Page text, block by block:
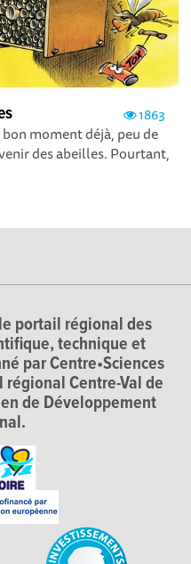
1863
moment déjà, peu de
des abeilles. Pourtant,
portail régional des
technique et
par Centre•Sciences
Centre-Val de
de Développement